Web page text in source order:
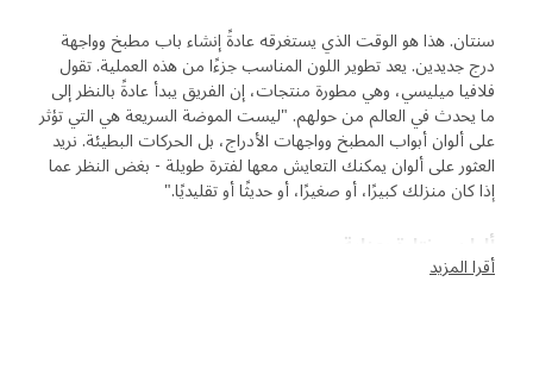
سنتان. هذا هو الوقت الذي يستغرقه عادةً إنشاء باب مطبخ وواجهة
درج جديدين. يعد تطوير اللون المناسب جزءًا من هذه العملية. تقول
فلافيا ميليسي، وهي مطورة منتجات، إن الفريق يبدأ عادةً بالنظر إلى
ما يحدث في العالم من حولهم. "ليست الموضة السريعة هي التي تؤثر
على ألوان أبواب المطبخ وواجهات الأدراج، بل الحركات البطيئة. نريد
العثور على ألوان يمكنك التعايش معها لفترة طويلة - بغض النظر عما
إذا كان منزلك كبيرًا، أو صغيرًا، أو حديثًا أو تقليديًا."
ألوان مختارة بعناية
أقرا المزيد